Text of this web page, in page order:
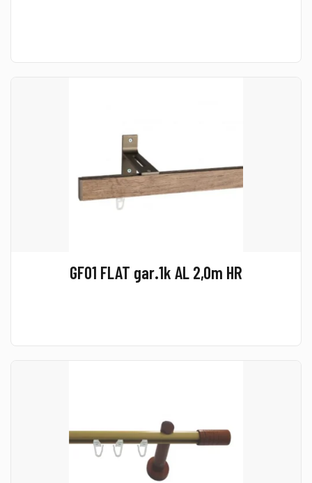
GF01 FLAT gar.1k AL 2,0m HR